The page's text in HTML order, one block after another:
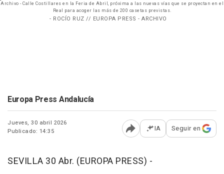
Archivo - Calle Costillares en la Feria de Abril, próxima a las nuevas vías que se proyectan en el
Real para acoger las más de 200 casetas previstas.
- ROCÍO RUZ // EUROPA PRESS - ARCHIVO
Europa Press Andalucía
Jueves, 30 abril 2026
Publicado: 14:35
Abrir opciones para
IA Seguir en
SEVILLA 30 Abr. (EUROPA PRESS) -